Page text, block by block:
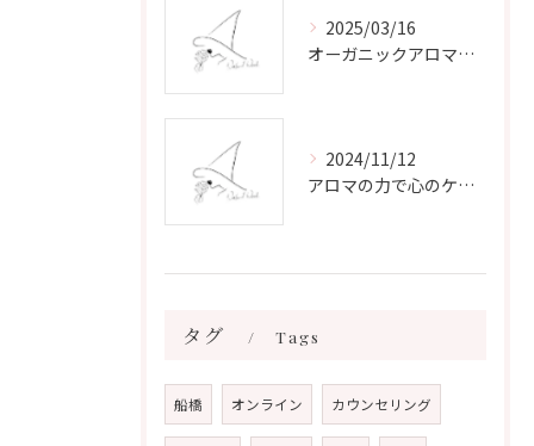
2025/03/16
オーガニックアロマで心と体を癒す
2024/11/12
アロマの力で心のケアをする方法
タグ Tags
船橋 オンライン カウンセリング